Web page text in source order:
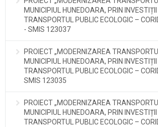
MUNICIPIUL HUNEDOARA, PRIN INVESTIȚII
TRANSPORTUL PUBLIC ECOLOGIC –
- SMIS 123037
PROIECT „MODERNIZAREA
MUNICIPIUL HUNEDOARA, PRIN INVESTIȚII
TRANSPORTUL PUBLIC ECOLOGIC –
SMIS 123035
PROIECT „MODERNIZAREA
MUNICIPIUL HUNEDOARA, PRIN INVESTIȚII
TRANSPORTUL PUBLIC ECOLOGIC –